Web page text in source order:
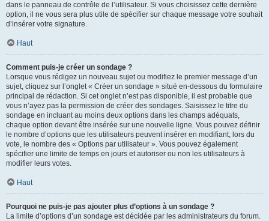
dans le panneau de contrôle de l’utilisateur. Si vous choisissez cette dernière
option, il ne vous sera plus utile de spécifier sur chaque message votre souhait
d’insérer votre signature.
Haut
Comment puis-je créer un sondage ?
Lorsque vous rédigez un nouveau sujet ou modifiez le premier message d’un
sujet, cliquez sur l’onglet « Créer un sondage » situé en-dessous du formulaire
principal de rédaction. Si cet onglet n’est pas disponible, il est probable que
vous n’ayez pas la permission de créer des sondages. Saisissez le titre du
sondage en incluant au moins deux options dans les champs adéquats,
chaque option devant être insérée sur une nouvelle ligne. Vous pouvez définir
le nombre d’options que les utilisateurs peuvent insérer en modifiant, lors du
vote, le nombre des « Options par utilisateur ». Vous pouvez également
spécifier une limite de temps en jours et autoriser ou non les utilisateurs à
modifier leurs votes.
Haut
Pourquoi ne puis-je pas ajouter plus d’options à un sondage ?
La limite d’options d’un sondage est décidée par les administrateurs du forum.